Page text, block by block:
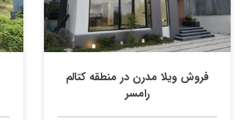
فروش ویلا مدرن در منطقه کتالم
رامسر